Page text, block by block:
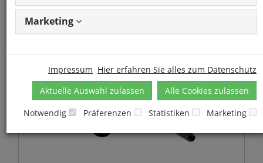
Marketing
Impressum Hier erfahren Sie alles zum Datenschutz
Aktuelle Auswahl zulassen
Alle Cookies zulassen
Notwendig
Präferenzen Statistiken Marketing